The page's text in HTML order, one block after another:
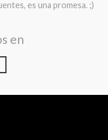
es una promesa. ;)
en